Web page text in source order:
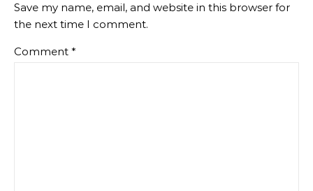
Save my name, email, and website in this browser for
the next time I comment.
Comment *